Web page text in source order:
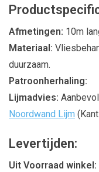
Afmetingen: 10m
Materiaal:
duurzaam.
Patroonherhaling:
Lijmadvies:
Noordwand Lijm
Levertijden:
Uit Voorraad winkel: